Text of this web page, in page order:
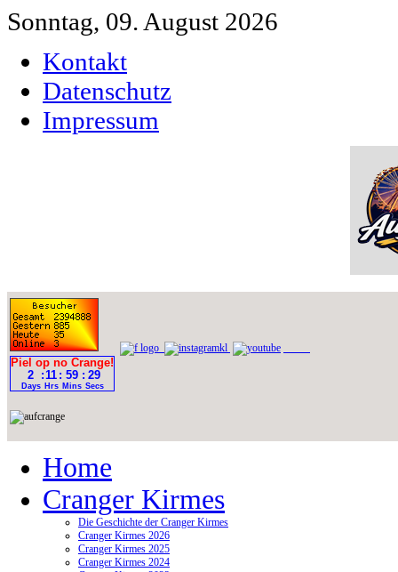
Sonntag, 09. August 2026
Kontakt
Datenschutz
Impressum
Home
Cranger Kirmes
Die Geschichte der Cranger Kirmes
Cranger Kirmes 2026
Cranger Kirmes 2025
Cranger Kirmes 2024